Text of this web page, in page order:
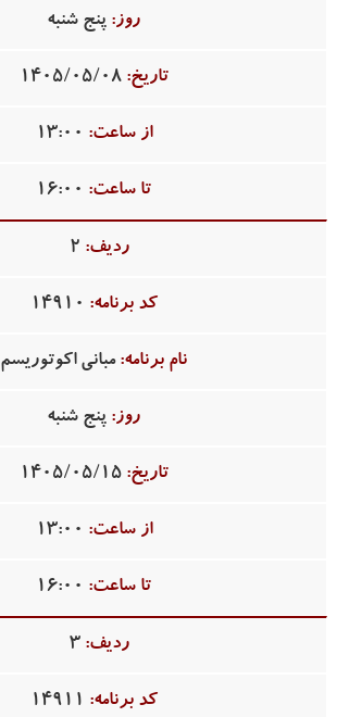
پنج شنبه
1405/05/08
13:00
16:00
2
14910
مبانی اکوتوریسم
پنج شنبه
1405/05/15
13:00
16:00
3
14911